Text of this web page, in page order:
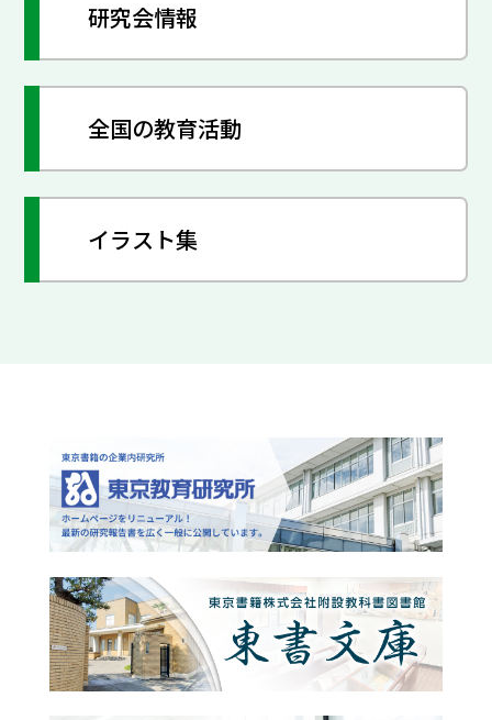
研究会情報
全国の教育活動
イラスト集